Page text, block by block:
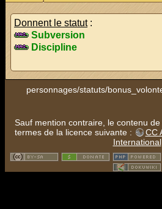
Donnent le statut:
Subversion
Discipline
personnages/statuts/
Sauf mention contraire, le contenu
termes de la licence suivante :
CC
International